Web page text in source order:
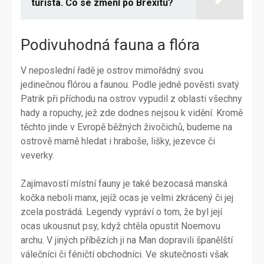
turista. Co se změní po Brexitu?
Podivuhodná fauna a flóra
V neposlední řadě je ostrov mimořádný svou
jedinečnou flórou a faunou. Podle jedné pověsti svatý
Patrik při příchodu na ostrov vypudil z oblasti všechny
hady a ropuchy, jež zde dodnes nejsou k vidění. Kromě
těchto jinde v Evropě běžných živočichů, budeme na
ostrově marně hledat i hraboše, lišky, jezevce či
veverky.
Zajímavostí místní fauny je také bezocasá manská
kočka neboli manx, jejíž ocas je velmi zkrácený či jej
zcela postrádá. Legendy vypráví o tom, že byl její
ocas ukousnut psy, když chtěla opustit Noemovu
archu. V jiných příbězích ji na Man dopravili španělští
válečníci či féničtí obchodníci. Ve skutečnosti však